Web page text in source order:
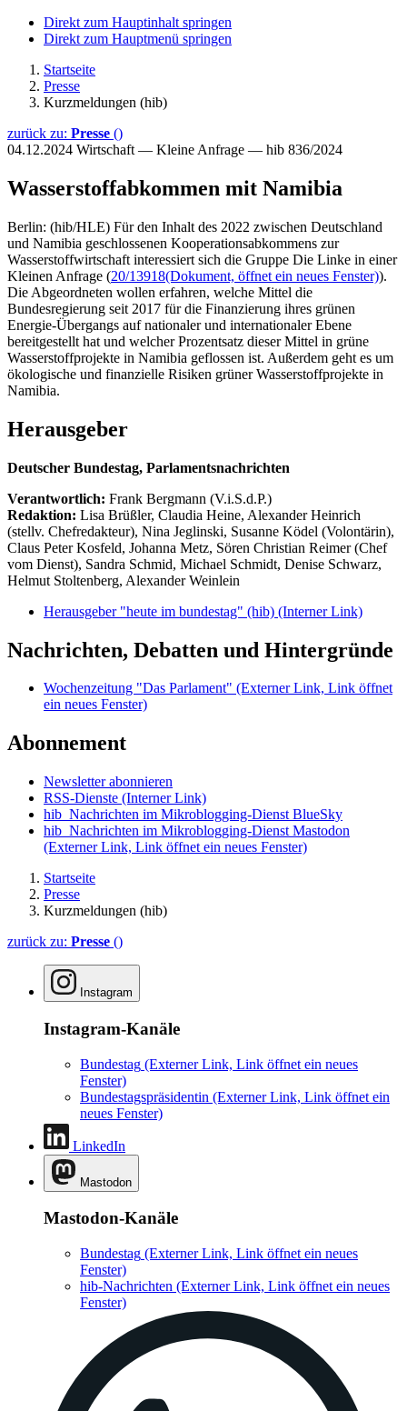
Direkt zum Hauptinhalt springen
Direkt zum Hauptmenü springen
Startseite
Presse
Kurzmeldungen (hib)
zurück zu: Presse ()
04.12.2024 Wirtschaft — Kleine Anfrage — hib 836/2024
Wasserstoffabkommen mit Namibia
Berlin: (hib/HLE) Für den Inhalt des 2022 zwischen Deutschland
und Namibia geschlossenen Kooperationsabkommens zur
Wasserstoffwirtschaft interessiert sich die Gruppe Die Linke in einer
Kleinen Anfrage (20/13918(Dokument, öffnet ein neues Fenster)).
Die Abgeordneten wollen erfahren, welche Mittel die
Bundesregierung seit 2017 für die Finanzierung ihres grünen
Energie-Übergangs auf nationaler und internationaler Ebene
bereitgestellt hat und welcher Prozentsatz dieser Mittel in grüne
Wasserstoffprojekte in Namibia geflossen ist. Außerdem geht es um
ökologische und finanzielle Risiken grüner Wasserstoffprojekte in
Namibia.
Herausgeber
Deutscher Bundestag, Parlamentsnachrichten
Verantwortlich: Frank Bergmann (V.i.S.d.P.)
Redaktion: Lisa Brüßler, Claudia Heine, Alexander Heinrich
(stellv. Chefredakteur), Nina Jeglinski, Susanne Ködel (Volontärin),
Claus Peter Kosfeld, Johanna Metz, Sören Christian Reimer (Chef
vom Dienst), Sandra Schmid, Michael Schmidt, Denise Schwarz,
Helmut Stoltenberg, Alexander Weinlein
Herausgeber "heute im bundestag" (hib) (Interner Link)
Nachrichten, Debatten und Hintergründe
Wochenzeitung "Das Parlament" (Externer Link, Link öffnet
ein neues Fenster)
Abonnement
Newsletter abonnieren
RSS-Dienste (Interner Link)
hib_Nachrichten im Mikroblogging-Dienst BlueSky
hib_Nachrichten im Mikroblogging-Dienst Mastodon
(Externer Link, Link öffnet ein neues Fenster)
Startseite
Presse
Kurzmeldungen (hib)
zurück zu: Presse ()
Instagram
Instagram-Kanäle
Bundestag (Externer Link, Link öffnet ein neues
Fenster)
Bundestagspräsidentin (Externer Link, Link öffnet ein
neues Fenster)
LinkedIn
Mastodon
Mastodon-Kanäle
Bundestag (Externer Link, Link öffnet ein neues
Fenster)
hib-Nachrichten (Externer Link, Link öffnet ein neues
Fenster)